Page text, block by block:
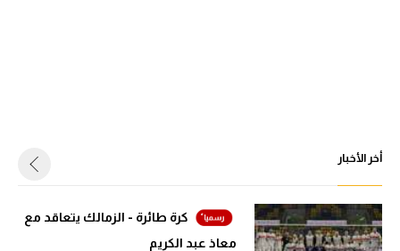
أخر الأخبار
كرة طائرة - الزمالك يتعاقد مع
معاذ عبد الكريم